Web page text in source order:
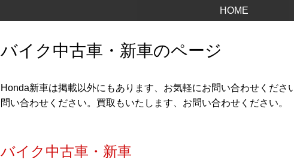
バイク中古車・新車のページ
Honda新車は掲載以外にもあります、お気軽にお問い合わせくださ
問い合わせください。買取もいたします、お問い合わせください。
HOME
バイク中古車・新車